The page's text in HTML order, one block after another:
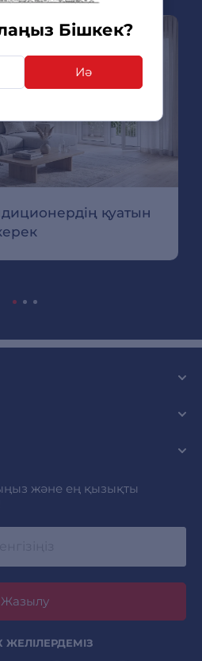
Бішкек?
Иә
қуатын
және ең қызықты
Жазылу
ЖЕЛІЛЕРДЕМІЗ